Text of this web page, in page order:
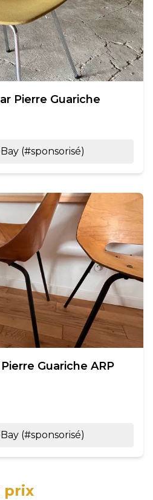
Pierre Guariche
(#sponsorisé)
Guariche ARP
(#sponsorisé)
prix